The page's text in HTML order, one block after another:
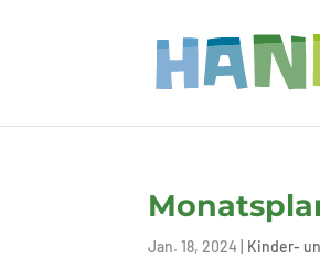
Jan. 18, 2024 Kinder-